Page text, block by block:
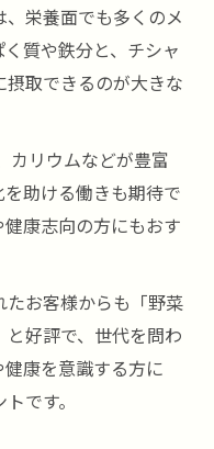
栄養面でも多くのメ
質や鉄分と、チシャ
取できるのが大きな
カリウムなどが豊富
助ける働きも期待で
康志向の方にもおす
お客様からも「野菜
好評で、世代を問わ
康を意識する方に
です。